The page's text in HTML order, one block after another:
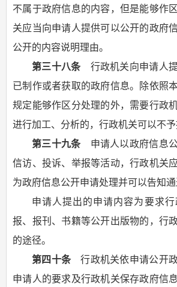
不属于政府信息的内容，但是能够作
关应当向申请人提供可以公开的政府
公开的内容说明理由。
第三十八条行政机关向申请人提
已制作或者获取的政府信息。除依照
规定能够作区分处理的外，需要行政
进行加工、分析的，行政机关可以不予
第三十九条申请人以政府信息
信访、投诉、举报等活动，行政机关
为政府信息公开申请处理并可以告知通
申请人提出的申请内容为要求
报、报刊、书籍等公开出版物的，行
的途径。
第四十条行政机关依申请公开
申请人的要求及行政机关保存政府信